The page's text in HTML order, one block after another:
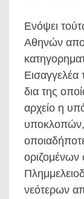
Ενόψει
Αθηνών
δια της
αρχείο η
υποκλοπών,
νεότερων